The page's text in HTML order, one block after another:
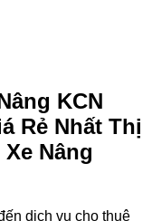
KCN
Rẻ Nhất Thị
Nâng
dịch vụ cho thuê